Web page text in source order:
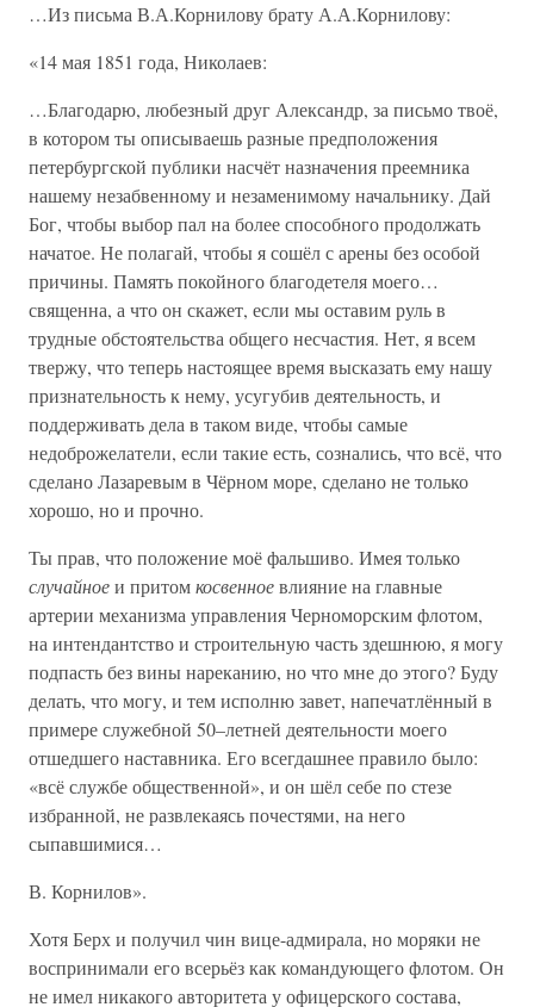
…Из письма В.А.Корнилову брату А.А.Корнилову:
«14 мая 1851 года, Николаев:
…Благодарю, любезный друг Александр, за письмо твоё,
в котором ты описываешь разные предположения
петербургской публики насчёт назначения преемника
нашему незабвенному и незаменимому начальнику. Дай
Бог, чтобы выбор пал на более способного продолжать
начатое. Не полагай, чтобы я сошёл с арены без особой
причины. Память покойного благодетеля моего…
священна, а что он скажет, если мы оставим руль в
трудные обстоятельства общего несчастия. Нет, я всем
твержу, что теперь настоящее время высказать ему нашу
признательность к нему, усугубив деятельность, и
поддерживать дела в таком виде, чтобы самые
недоброжелатели, если такие есть, сознались, что всё, что
сделано Лазаревым в Чёрном море, сделано не только
хорошо, но и прочно.
Ты прав, что положение моё фальшиво. Имея только
случайноеи притомкосвенноевлияние на главные
артерии механизма управления Черноморским флотом,
на интендантство и строительную часть здешнюю, я могу
подпасть без вины нареканию, но что мне до этого? Буду
делать, что могу, и тем исполню завет, напечатлённый в
примере служебной 50–летней деятельности моего
отшедшего наставника. Его всегдашнее правило было:
«всё службе общественной», и он шёл себе по стезе
избранной, не развлекаясь почестями, на него
сыпавшимися…
В. Корнилов».
Хотя Берх и получил чин вице-адмирала, но моряки не
воспринимали его всерьёз как командующего флотом. Он
не имел никакого авторитета у офицерского состава,